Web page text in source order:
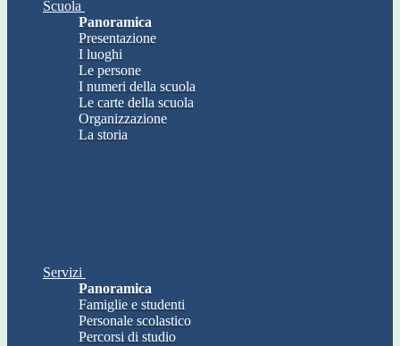
Scuola
Panoramica
Presentazione
I luoghi
Le persone
I numeri della scuola
Le carte della scuola
Organizzazione
La storia
Servizi
Panoramica
Famiglie e studenti
Personale scolastico
Percorsi di studio